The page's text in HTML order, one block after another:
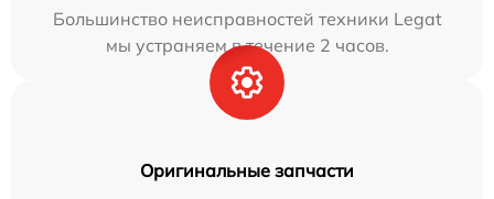
Большинство неисправностей техники Legat
мы устраняем в течение 2 часов.
Оригинальные запчасти